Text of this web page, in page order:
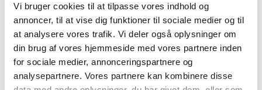
Vi bruger cookies til at tilpasse vores indhold og
annoncer, til at vise dig funktioner til sociale medier og til
at analysere vores trafik. Vi deler også oplysninger om
din brug af vores hjemmeside med vores partnere inden
for sociale medier, annonceringspartnere og
analysepartnere. Vores partnere kan kombinere disse
Click here to see the Danish page 'Nyhedsbrev fra
Medicinsk Udstyr '
Go to English frontpage